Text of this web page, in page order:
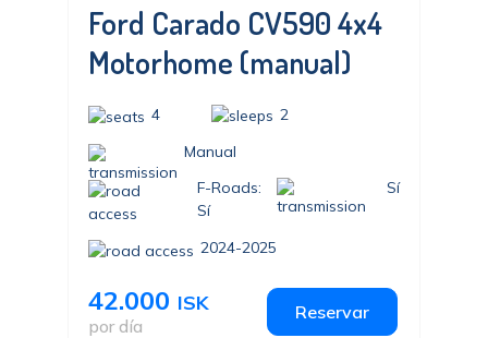
Ford Carado CV590 4x4
Motorhome (manual)
4
2
Manual
F-Roads:
Sí
Sí
2024-2025
42.000 ISK
por día
Reservar